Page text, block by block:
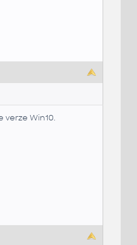
verze Win10.